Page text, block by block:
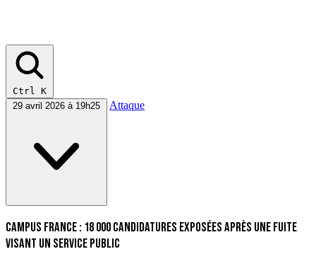
Ctrl K
29 avril 2026 à 19h25
Attaque
Campus France : 18 000 candidatures exposées après une fuite
visant un service public